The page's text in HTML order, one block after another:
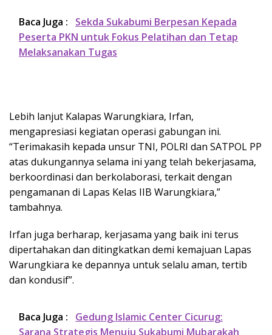
Baca Juga :
Sekda Sukabumi Berpesan Kepada
Peserta PKN untuk Fokus Pelatihan dan Tetap
Melaksanakan Tugas
Lebih lanjut Kalapas Warungkiara, Irfan,
mengapresiasi kegiatan operasi gabungan ini.
“Terimakasih kepada unsur TNI, POLRI dan SATPOL PP
atas dukungannya selama ini yang telah bekerjasama,
berkoordinasi dan berkolaborasi, terkait dengan
pengamanan di Lapas Kelas IIB Warungkiara,”
tambahnya.
Irfan juga berharap, kerjasama yang baik ini terus
dipertahakan dan ditingkatkan demi kemajuan Lapas
Warungkiara ke depannya untuk selalu aman, tertib
dan kondusif”.
Baca Juga :
Gedung Islamic Center Cicurug:
Sarana Strategis Menuju Sukabumi Mubarakah